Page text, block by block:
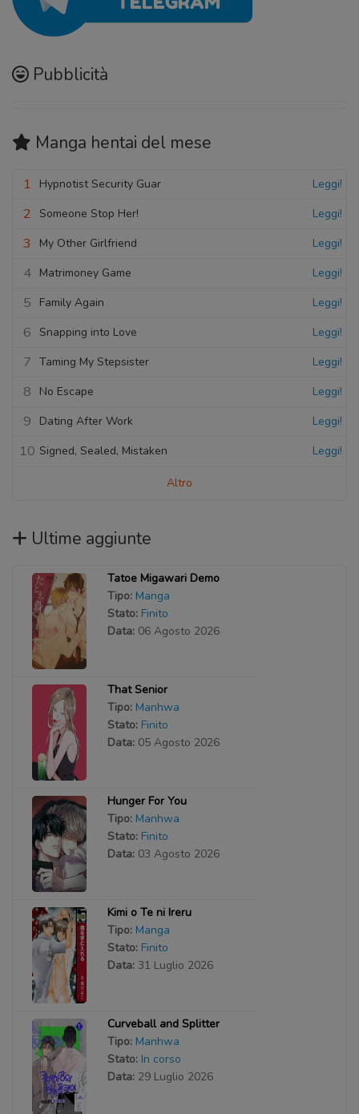
Pubblicità
Manga hentai del mese
1 Hypnotist Security Guar Leggi!
2 Someone Stop Her! Leggi!
3 My Other Girlfriend Leggi!
4 Matrimoney Game Leggi!
5 Family Again Leggi!
6 Snapping into Love Leggi!
7 Taming My Stepsister Leggi!
8 No Escape Leggi!
9 Dating After Work Leggi!
10 Signed, Sealed, Mistaken Leggi!
Altro
Ultime aggiunte
Tatoe Migawari Demo
Tipo: Manga
Stato: Finito
Data: 06 Agosto 2026
That Senior
Tipo: Manhwa
Stato: Finito
Data: 05 Agosto 2026
Hunger For You
Tipo: Manhwa
Stato: Finito
Data: 03 Agosto 2026
Kimi o Te ni Ireru
Tipo: Manga
Stato: Finito
Data: 31 Luglio 2026
Curveball and Splitter
Tipo: Manhwa
Stato: In corso
Data: 29 Luglio 2026